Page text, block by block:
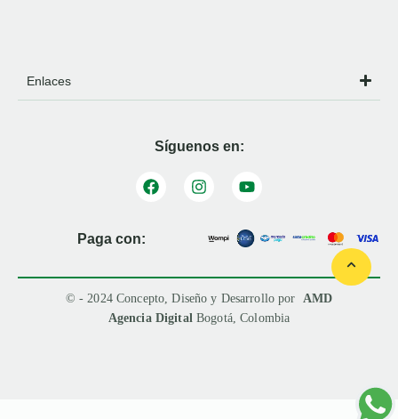
Enlaces
Síguenos en:
Paga con:
© - 2024 Concepto, Diseño y Desarrollo por AMD
Agencia Digital Bogotá, Colombia